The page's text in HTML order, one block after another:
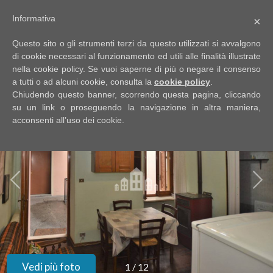
1 / 12
Vedi più foto
EN
HOME
SIAMO
IMMOBILI
SERVIZI
DICONO
Contratto
Qualsiasi
Vendita
Affitto
Scegli
dove
×
Informativa
Questo sito o gli strumenti terzi da questo utilizzati si avvalgono
di cookie necessari al funzionamento ed utili alle finalità illustrate
nella cookie policy. Se vuoi saperne di più o negare il consenso
a tutti o ad alcuni cookie, consulta la cookie policy
Chiudendo questo banner, scorrendo questa pagina, cliccando
su un link o proseguendo la navigazione in altra maniera,
acconsenti all’uso dei cookie.